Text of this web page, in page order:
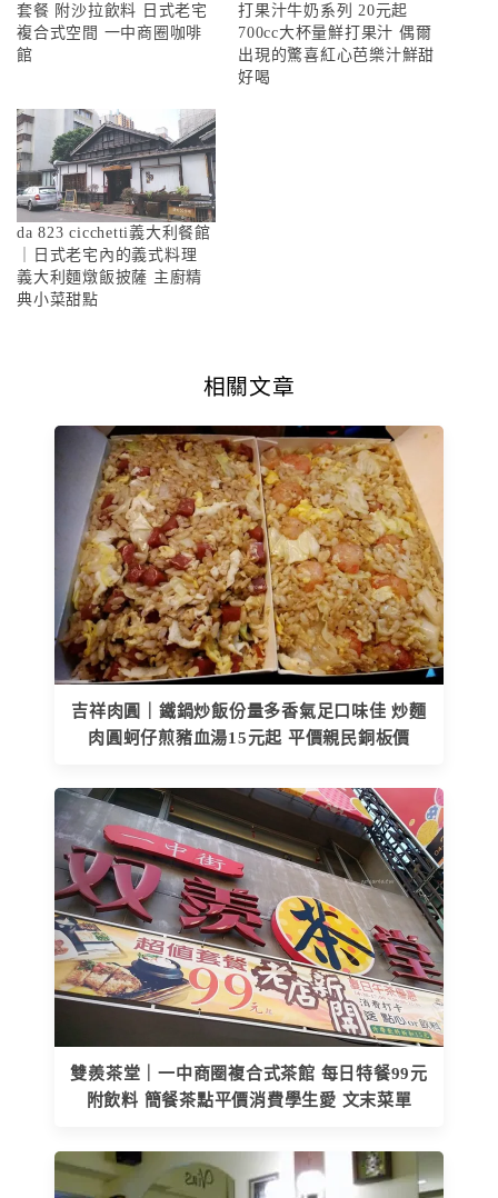
套餐 附沙拉飲料 日式老宅
複合式空間 一中商圈咖啡
館
打果汁牛奶系列 20元起
700cc大杯量鮮打果汁 偶爾
出現的驚喜紅心芭樂汁鮮甜
好喝
da 823 cicchetti義大利餐館
｜日式老宅內的義式料理
義大利麵燉飯披薩 主廚精
典小菜甜點
相關文章
吉祥肉圓｜鐵鍋炒飯份量多香氣足口味佳 炒麵
肉圓蚵仔煎豬血湯15元起 平價親民銅板價
雙羨茶堂｜一中商圈複合式茶館 每日特餐99元
附飲料 簡餐茶點平價消費學生愛 文末菜單